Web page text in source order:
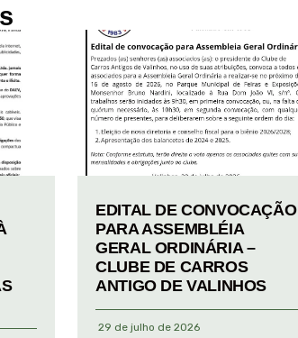
EDITAL DE CONVOCAÇÃO
PARA ASSEMBLÉIA
GERAL ORDINÁRIA –
CLUBE DE CARROS
ANTIGO DE VALINHOS
29 de julho de 2026